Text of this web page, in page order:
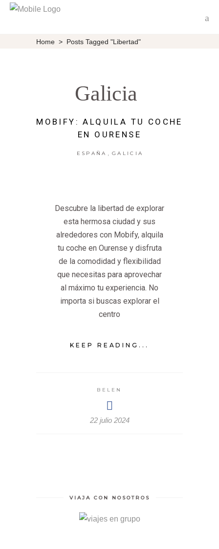
Home > Posts Tagged "libertad"
Galicia
MOBIFY: ALQUILA TU COCHE
EN OURENSE
ESPAÑA , GALICIA
Descubre la libertad de explorar
esta hermosa ciudad y sus
alrededores con Mobify, alquila
tu coche en Ourense y disfruta
de la comodidad y flexibilidad
que necesitas para aprovechar
al máximo tu experiencia. No
importa si buscas explorar el
centro
KEEP READING...
BELEN
22 julio 2024
VIAJA CON NOSOTROS